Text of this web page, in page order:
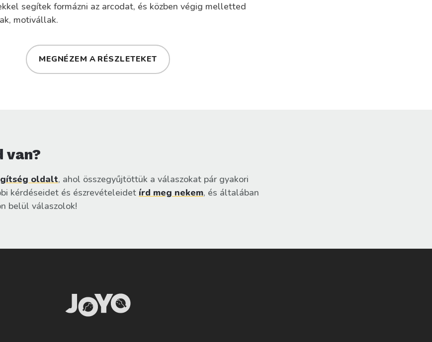
segítek formázni az arcodat, és közben végig melletted
motivállak.
MEGNÉZEM A RÉSZLETEKET
van?
oldalt, ahol összegyűjtöttük a válaszokat pár gyakori
kérdéseidet és észrevételeidet írd meg nekem, és általában
belül válaszolok!